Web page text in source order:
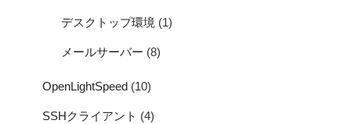
デスクトップ環境 (1)
メールサーバー (8)
OpenLightSpeed (10)
SSHクライアント (4)